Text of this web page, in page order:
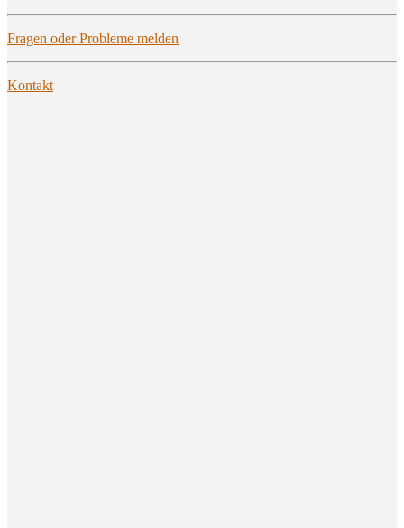
Fra­gen oder Pro­ble­me melden
Kon­takt